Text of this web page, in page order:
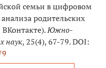
семьи в цифровом
родительских
ВКонтакте).Южно-
наук, 25(4), 67-79. DOI: